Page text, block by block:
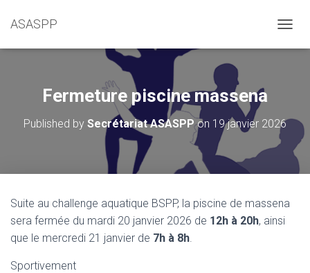
ASASPP
Fermeture piscine massena
Published by Secrétariat ASASPPon 19 janvier 2026
Suite au challenge aquatique BSPP, la piscine de massena
sera fermée du mardi 20 janvier 2026 de 12h à 20h, ainsi
que le mercredi 21 janvier de 7h à 8h.
Sportivement